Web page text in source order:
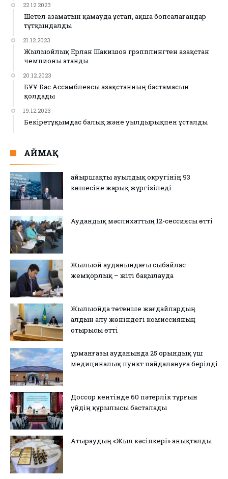
22.12.2023
Шетел азаматын қамауда ұстап, ақша бопсалағандар
тұтқындалды
21.12.2023
Жылыойлық Ерлан Шакишов грэпплингтен Қазақстан
чемпионы атанды
20.12.2023
БҰҰ Бас Ассамблеясы Қазақстанның бастамасын
қолдады
19.12.2023
Бекіретұқымдас балық және уылдырықпен ұсталды
АЙМАҚ
Қайыршақты ауылдық округінің 93
көшесіне жарық жүргізіледі
Аудандық мәслихаттың 12-сессиясы өтті
Жылыой ауданындағы сыбайлас
жемқорлық – жіті бақылауда
Жылыойда төтенше жағдайлардың
алдын алу жөніндегі комиссияның
отырысы өтті
Құрманғазы ауданында 25 орындық үш
медициналық пункт пайдалануға берілді
Доссор кентінде 60 пәтерлік тұрғын
үйдің құрылысы басталады
Атыраудың «Жыл кәсіпкері» анықталды